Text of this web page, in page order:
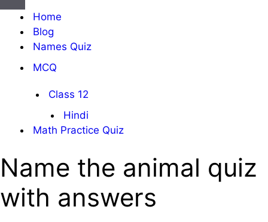
सूची
संचालन
Home
Blog
Names Quiz
MCQ
Class 12
Hindi
Math Practice Quiz
Name the animal quiz
with answers